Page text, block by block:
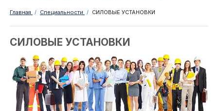
Главная / Специальности / СИЛОВЫЕ УСТАНОВКИ
СИЛОВЫЕ УСТАНОВКИ